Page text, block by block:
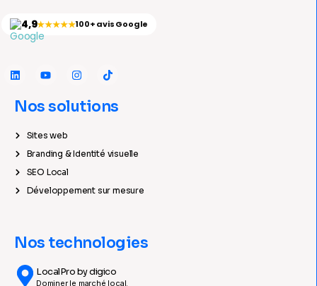
4,9★★★★★100+ avis Google
Nos solutions
Sites web
Branding & Identité visuelle
SEO Local
Développement sur mesure
Nos technologies
LocalPro by digico
Dominer le marché local.